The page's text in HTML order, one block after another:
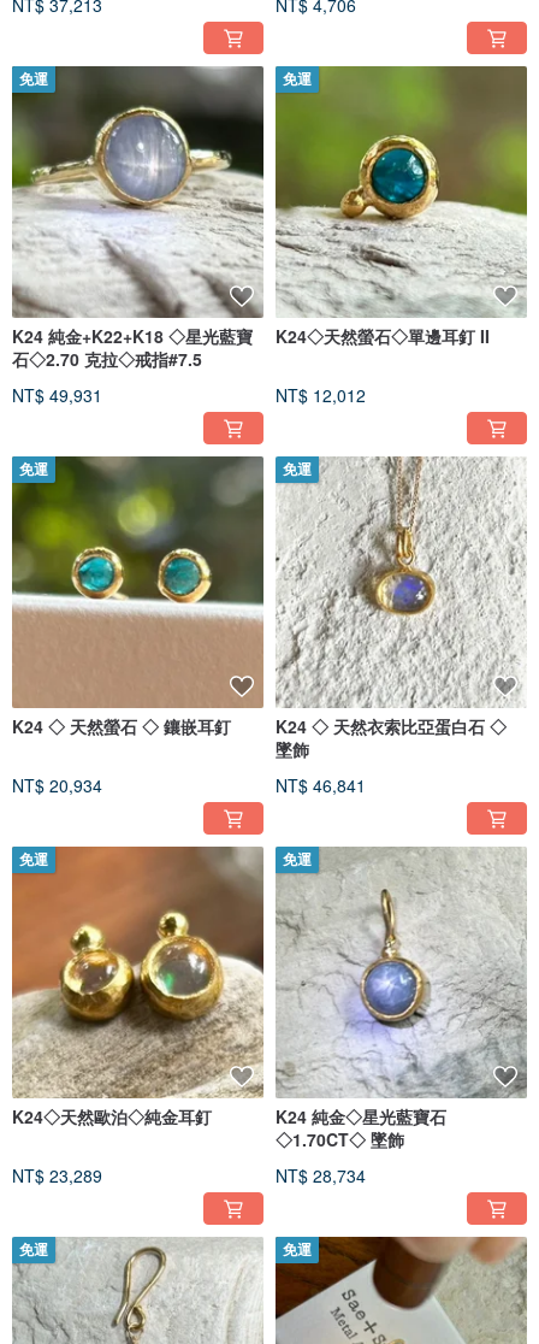
NT$ 37,213 NT$ 4,706
免運
K24 純金+K22+K18 ◇星光藍寶
石◇2.70 克拉◇戒指#7.5
NT$ 49,931
免運
K24◇天然螢石◇單邊耳釘 II
NT$ 12,012
免運
K24 ◇ 天然螢石 ◇ 鑲嵌耳釘
NT$ 20,934
免運
K24 ◇ 天然衣索比亞蛋白石 ◇
墜飾
NT$ 46,841
免運
K24◇天然歐泊◇純金耳釘
NT$ 23,289
免運
K24 純金◇星光藍寶石
◇1.70CT◇ 墜飾
NT$ 28,734
免運 免運